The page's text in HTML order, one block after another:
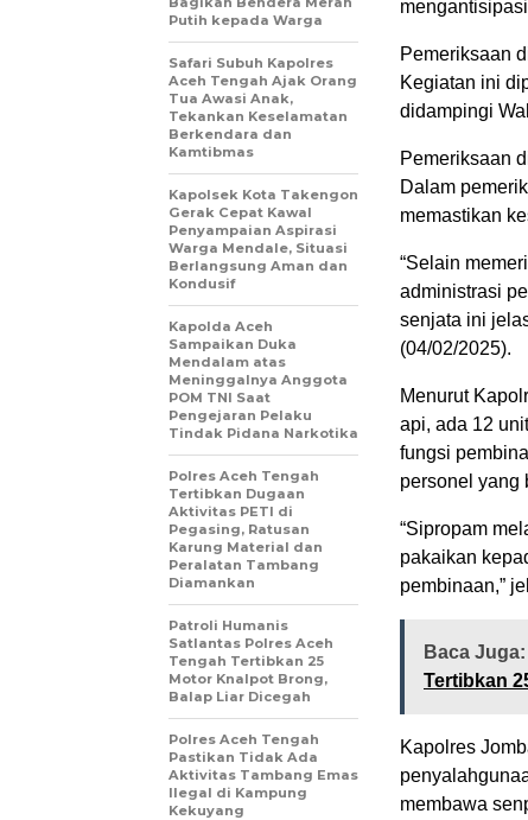
Pemeriksaan
Kegiatan ini
didampingi
Pemeriksaan
Dalam
memastikan
“Selain
administrasi
senjata ini
(04/02/2025).
Menurut
api, ada 12
fungsi
personel yang
“Sipropam
pakaikan
pembinaan,”
Baca Juga:
Tertibkan
Kapolres
membawa
Putih kepada Warga
Safari Subuh Kapolres
Aceh Tengah Ajak Orang
Tua Awasi Anak,
Tekankan Keselamatan
Berkendara dan
Kamtibmas
‎Kapolsek Kota Takengon
Gerak Cepat Kawal
Penyampaian Aspirasi
Warga Mendale, Situasi
Berlangsung Aman dan
Kondusif
Kapolda Aceh
Sampaikan Duka
Mendalam atas
Meninggalnya Anggota
POM TNI Saat
Pengejaran Pelaku
Tindak Pidana Narkotika
‎Polres Aceh Tengah
Tertibkan Dugaan
Aktivitas PETI di
Pegasing, Ratusan
Karung Material dan
Peralatan Tambang
Diamankan
Patroli Humanis
Satlantas Polres Aceh
Tengah Tertibkan 25
Motor Knalpot Brong,
Balap Liar Dicegah
Polres Aceh Tengah
Pastikan Tidak Ada
Aktivitas Tambang Emas
Ilegal di Kampung
Kekuyang